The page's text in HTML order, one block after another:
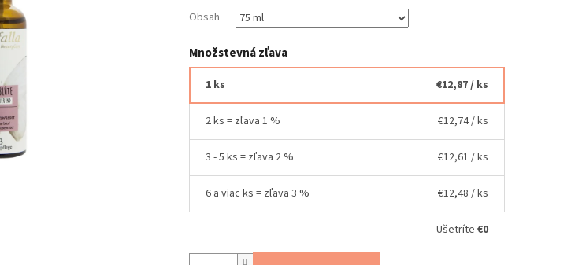
Obsah
Množstevná zľava
1 ks €12,87/ ks
2 ks = zľava 1 % €12,74/ ks
3 - 5 ks = zľava 2 % €12,61 / ks
6 a viac ks = zľava 3 % €12,48 / ks
Ušetríte €0